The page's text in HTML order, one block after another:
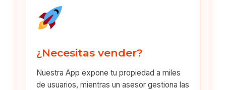
¿Necesitas vender?
Nuestra App expone tu propiedad a miles
de usuarios, mientras un asesor gestiona las